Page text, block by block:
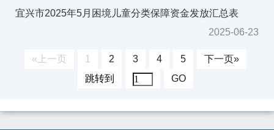
宜兴市2025年5月困境儿童分类保障资金发放汇总表
2025-06-23
«上一页 1 2 3 4 5
下一页»
跳转到
GO